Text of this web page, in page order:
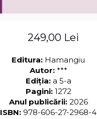
249,00 Lei
Editura: Hamangiu
Autor: ***
Ediția: a 5-a
Pagini: 1272
Anul publicării: 2026
ISBN: 978-606-27-2968-4